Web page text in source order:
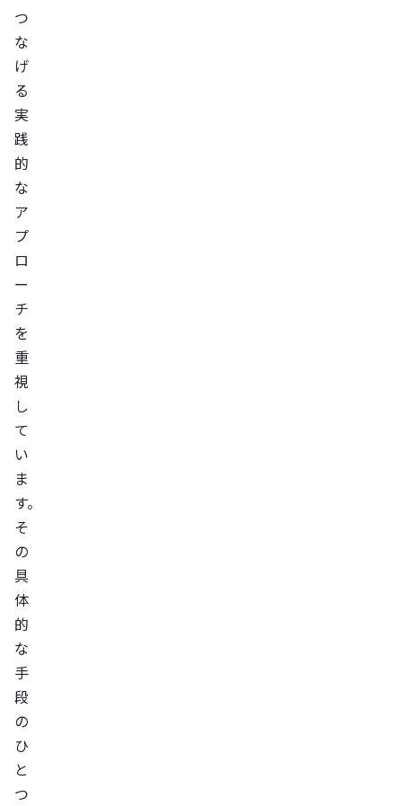
つ
な
げ
る
実
践
的
な
ア
プ
ロ
ー
チ
を
重
視
し
て
い
ま
す。
そ
の
具
体
的
な
手
段
の
ひ
と
つ